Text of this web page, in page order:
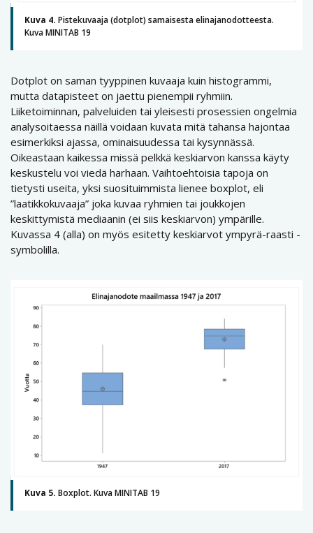
Kuva 4. Pistekuvaaja (dotplot) samaisesta elinajanodotteesta.
Kuva MINITAB 19
Dotplot on saman tyyppinen kuvaaja kuin histogrammi,
mutta datapisteet on jaettu pienempii ryhmiin.
Liiketoiminnan, palveluiden tai yleisesti prosessien ongelmia
analysoitaessa näillä voidaan kuvata mitä tahansa hajontaa
esimerkiksi ajassa, ominaisuudessa tai kysynnässä.
Oikeastaan kaikessa missä pelkkä keskiarvon kanssa käyty
keskustelu voi viedä harhaan. Vaihtoehtoisia tapoja on
tietysti useita, yksi suosituimmista lienee boxplot, eli
”laatikkokuvaaja” joka kuvaa ryhmien tai joukkojen
keskittymistä mediaanin (ei siis keskiarvon) ympärille.
Kuvassa 4 (alla) on myös esitetty keskiarvot ympyrä-raasti -
symbolilla.
Kuva 5. Boxplot. Kuva MINITAB 19